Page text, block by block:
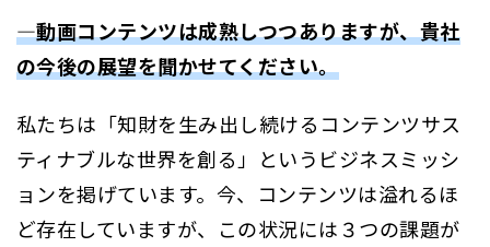
―動画コンテンツは成熟しつつありますが、貴社
の今後の展望を聞かせてください。
私たちは「知財を生み出し続けるコンテンツサス
ティナブルな世界を創る」というビジネスミッシ
ョンを掲げています。今、コンテンツは溢れるほ
ど存在していますが、この状況には３つの課題が